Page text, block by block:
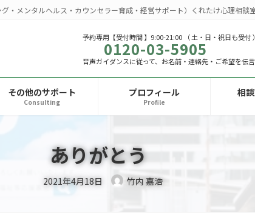
・メンタルヘルス・カウンセラー育成・経営サポート）くれたけ心理相談
予約専用【受付時間 】9:00-21:00 （ 土・日・祝日も受付 ）
0120-03-5905
音声ガイダンスに従って、お名前・連絡先・ご希望を伝
その他のサポート
Consulting
プロフィール
Profile
相
ありがとう
2021年4月18日 竹内 嘉浩